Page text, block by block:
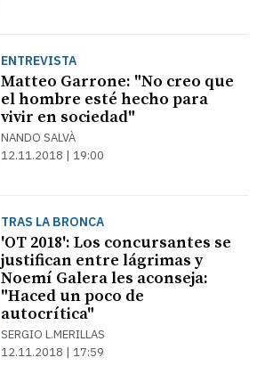
ENTREVISTA
Matteo Garrone: "No creo que
el hombre esté hecho para
vivir en sociedad"
NANDO SALVÀ
12.11.2018 | 19:00
TRAS LA BRONCA
'OT 2018': Los concursantes se
justifican entre lágrimas y
Noemí Galera les aconseja:
"Haced un poco de
autocrítica"
SERGIO L.MERILLAS
12.11.2018 | 17:59